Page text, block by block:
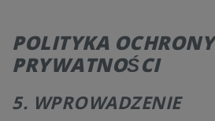
PRZEDSIĘBIORSTWO
KONTAKT
POLITYKA OCHRONY
PRYWATNOŚCI
5. WPROWADZENIE